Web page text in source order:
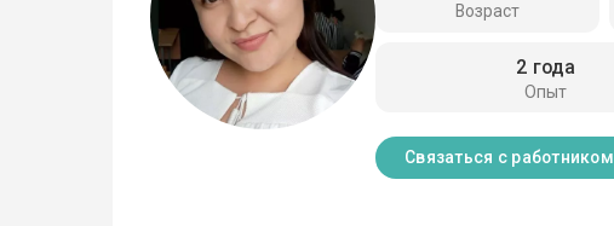
Возраст
Опыт
2 года
Связаться с работником